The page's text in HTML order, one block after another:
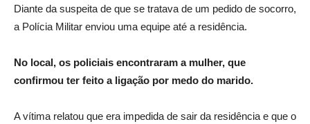
Diante da suspeita de que se tratava de um pedido de socorro,
a Polícia Militar enviou uma equipe até a residência.
No local, os policiais encontraram a mulher, que
confirmou ter feito a ligação por medo do marido.
A vítima relatou que era impedida de sair da residência e que o